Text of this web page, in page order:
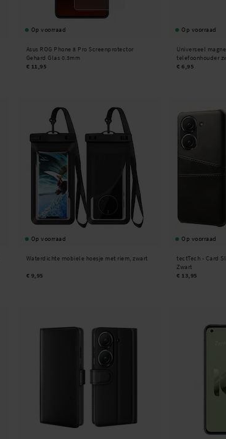
Op voorraad
Asus ROG Phone 8 Pro Screenprotector
Gehard Glas 0.3mm
€ 11,95
Op voorraad
Universeel
telefoonhouder
€ 6,95
Op voorraad
Waterdichte mobiele hoesje met riem, zwart
€ 9,95
Op voorraad
tectTech - Card
Zwart
€ 13,95